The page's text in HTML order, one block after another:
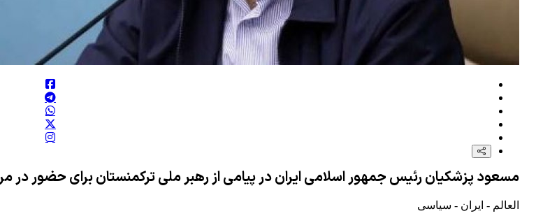
مسعود پزشکیان رئیس جمهور اسلامی ایران در پیامی از رهبر ملی ترکمنستان برای حضور در
العالم - ایران - سیاسی